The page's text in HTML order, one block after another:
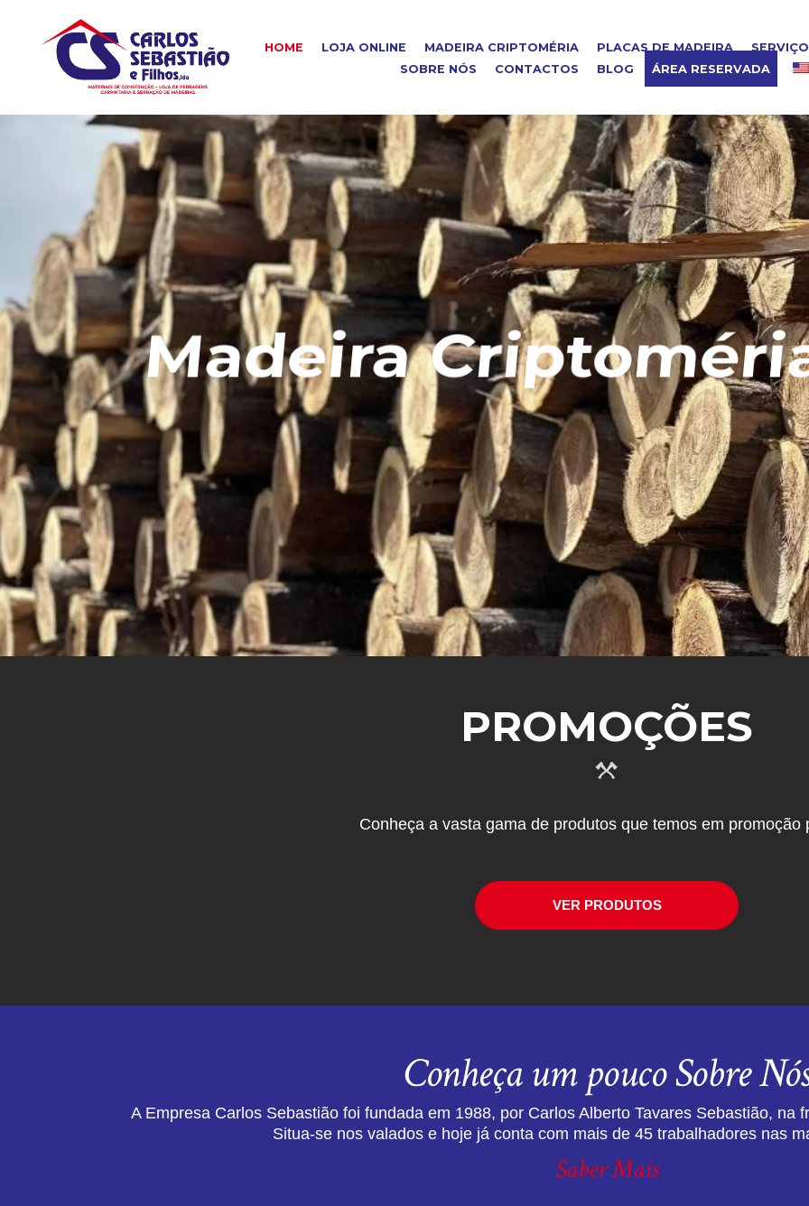
HOME LOJA ONLINE MADEIRA CRIPTOMÉRIA PLACAS DE MADEIRA
SOBRE NÓS
CONTACTOS BLOG ÁREA RESERVADA
Madeira Criptoméria
SABER MAIS
PROMOÇÕES
Conheça a vasta gama de produtos que temos em promoção
VER PRODUTOS
Conheça um pouco Sobre
A Empresa Carlos Sebastião foi fundada em 1988, por Carlos Alberto Tavares Sebastião, na
Situa-se nos valados e hoje já conta com mais de 45 trabalhadores nas
Saber Mais